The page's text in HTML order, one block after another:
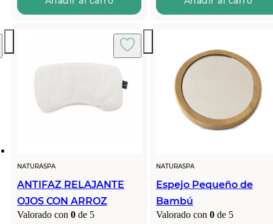
era:
es:
NATURASPA
ANTIFAZ RELAJANTE
OJOS CON ARROZ
Valorado con 0 de 5
NATURASPA
Espejo Pequeño de
Bambú
Valorado con 0 de 5